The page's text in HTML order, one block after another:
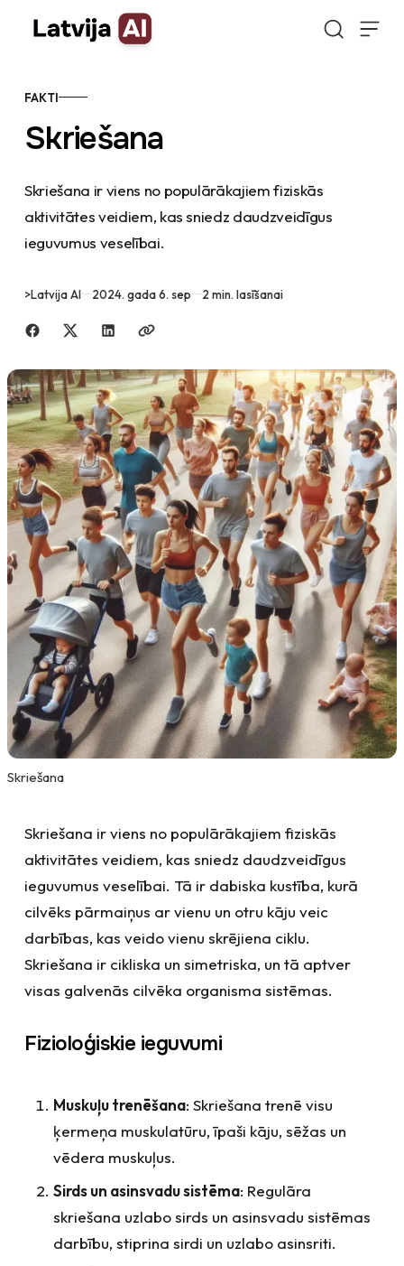
FAKTI
Skriešana
Skriešana ir viens no populārākajiem fiziskās
aktivitātes veidiem, kas sniedz daudzveidīgus
ieguvumus veselībai.
>Latvija AI 2024. gada 6. sep 2 min. lasīšanai
Dalīties ar draugiem
Skriešana
Skriešana ir viens no populārākajiem fiziskās
aktivitātes veidiem, kas sniedz daudzveidīgus
ieguvumus veselībai. Tā ir dabiska kustība, kurā
cilvēks pārmaiņus ar vienu un otru kāju veic
darbības, kas veido vienu skrējiena ciklu.
Skriešana ir cikliska un simetriska, un tā aptver
visas galvenās cilvēka organisma sistēmas.
Fizioloģiskie ieguvumi
Muskuļu trenēšana: Skriešana trenē visu
ķermeņa muskulatūru, īpaši kāju, sēžas un
vēdera muskuļus.
Sirds un asinsvadu sistēma: Regulāra
skriešana uzlabo sirds un asinsvadu sistēmas
darbību, stiprina sirdi un uzlabo asinsriti.